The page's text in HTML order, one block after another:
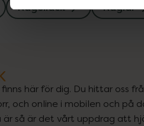
Nagellack Naglar
här för dig. Du hittar oss
och online i mobilen och på
är så är det vårt uppdrag att